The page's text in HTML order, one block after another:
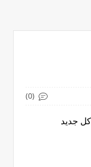
(0)
جديد